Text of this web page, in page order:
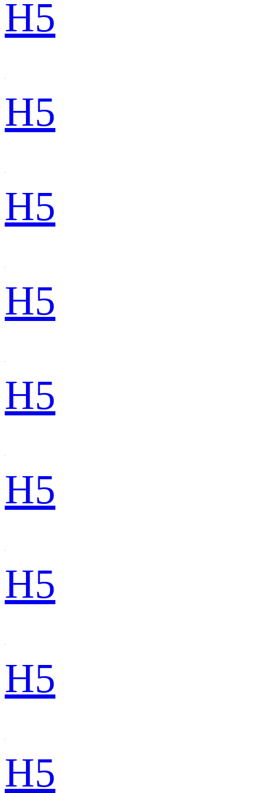
H5
H5
H5
H5
H5
H5
H5
H5
H5